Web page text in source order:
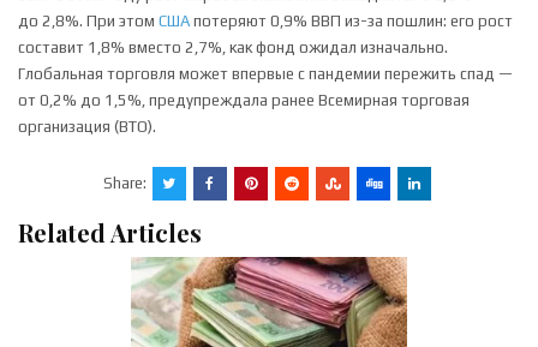
до 2,8%. При этом США потеряют 0,9% ВВП из-за пошлин: его рост
составит 1,8% вместо 2,7%, как фонд ожидал изначально.
Глобальная торговля может впервые с пандемии пережить спад —
от 0,2% до 1,5%, предупреждала ранее Всемирная торговая
организация (ВТО).
Share:
Related Articles